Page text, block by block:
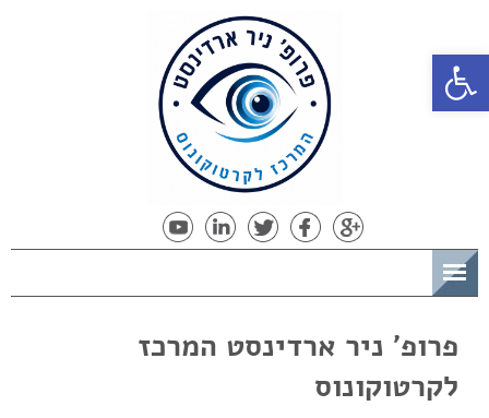
פתח סרגל נגישות
פרופ' ניר ארדינסט המרכז
לקרטוקונוס